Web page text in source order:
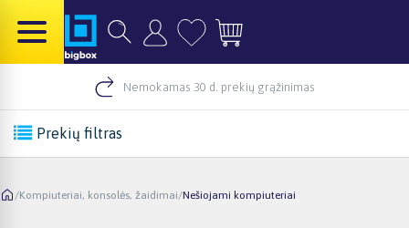
Nemokamas 30 d. prekių grąžinimas
Prekių filtras
/Kompiuteriai, konsolės, žaidimai/Nešiojami kompiuteriai